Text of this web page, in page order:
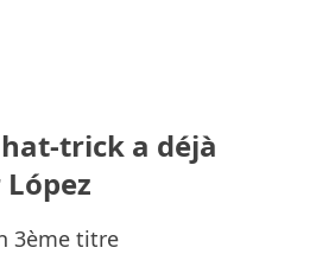
trick a déjà
3ème titre